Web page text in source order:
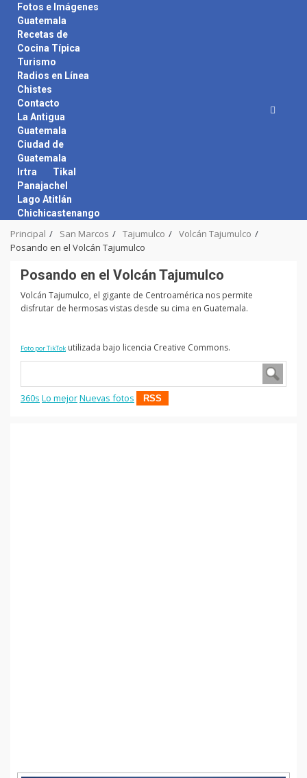
content
Fotos e Imágenes
Guatemala
Recetas de
Cocina Típica
Turismo
Radios en Línea
Chistes
Contacto
La Antigua
Guatemala
Ciudad de
Guatemala
Irtra
Tikal
Panajachel
Lago Atitlán
Chichicastenango
Principal San Marcos Tajumulco
Volcán Tajumulco
Posando en el Volcán Tajumulco
Posando en el Volcán Tajumulco
Volcán Tajumulco, el gigante de Centroamérica nos permite
disfrutar de hermosas vistas desde su cima en Guatemala.
Foto por TikTok utilizada bajo licencia Creative Commons.
360s Lo mejorNuevas fotos RSS